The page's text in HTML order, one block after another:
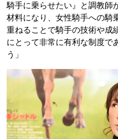
騎手に乗らせたい』と調教師
材料になり、女性騎手への騎
重ねることで騎手の技術や成
にとって非常に有利な制度で
う」